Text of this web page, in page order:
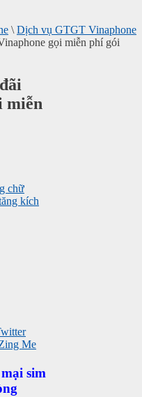
\ Dịch vụ GTGT Vinaphone
gọi miễn phí gói
miễn
chữ
kích
sim